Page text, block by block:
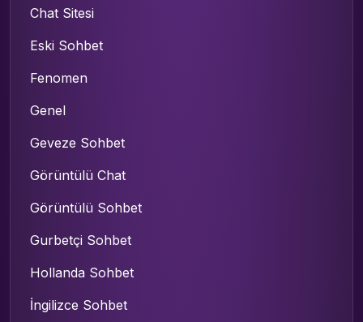
Chat Sitesi
Eski Sohbet
Fenomen
Genel
Geveze Sohbet
Görüntülü Chat
Görüntülü Sohbet
Gurbetçi Sohbet
Hollanda Sohbet
İngilizce Sohbet